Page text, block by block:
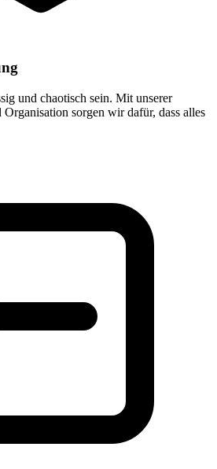
und chaotisch sein. Mit unserer
Organisation sorgen wir dafür, dass alles